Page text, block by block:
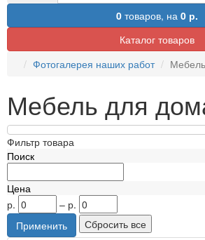
0товаров, на 0 р.
Каталог товаров
Фотогалерея наших работ
Мебель для
Фильтр товара
Поиск
Цена
р.
– р.